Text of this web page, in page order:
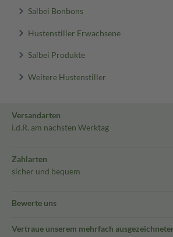
Salbei Bonbons
Hustenstiller Erwachsene
Salbei Produkte
Weitere Hustenstiller
Versandarten
i.d.R. am nächsten Werktag
Zahlarten
sicher und bequem
Bewerte uns
Vertraue unserem mehrfach